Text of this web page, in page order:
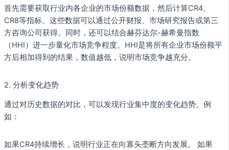
首先需要获取行业内各企业的市场份额数据，然后计算CR4、
CR8等指标。这些数据可以通过公开财报、市场研究报告或第三
方咨询公司获得。同时，还可以结合赫芬达尔-赫希曼指数
（HHI）进一步量化市场竞争程度。HHI是将所有企业市场份额平
方后相加得到的结果，数值越低，说明市场竞争越充分。
2. 分析变化趋势
通过对历史数据的对比，可以发现行业集中度的变化趋势。例
如：
如果CR4持续增长，说明行业正在向寡头垄断方向发展。 如果